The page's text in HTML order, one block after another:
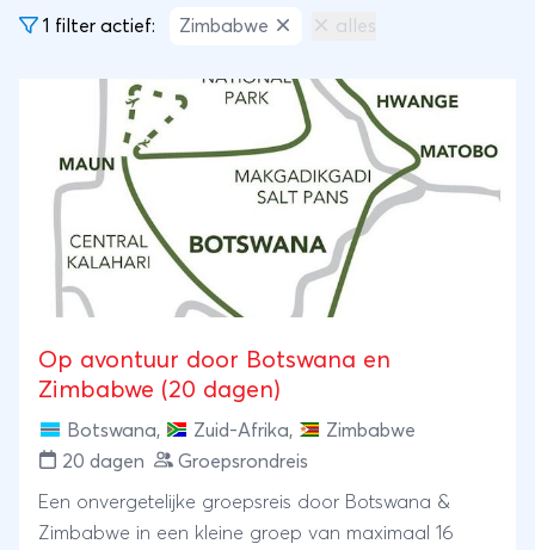
1 filter actief: Zimbabwe alles
Op avontuur door Botswana en
Zimbabwe (20 dagen)
Botswana, Zuid-Afrika,
Zimbabwe
20 dagen
Groepsrondreis
Een onvergetelijke groepsreis door Botswana &
Zimbabwe in een kleine groep van maximaal 16